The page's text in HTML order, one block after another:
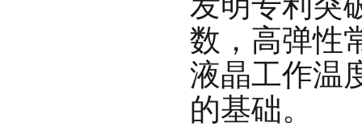
数，高弹性
液晶工作温
的基础。